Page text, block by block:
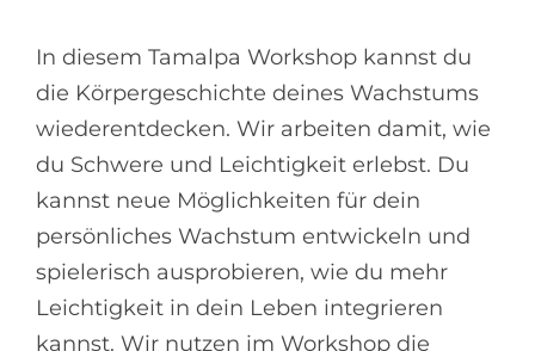
In diesem Tamalpa Workshop kannst du
die Körpergeschichte deines Wachstums
wiederentdecken. Wir arbeiten damit, wie
du Schwere und Leichtigkeit erlebst. Du
kannst neue Möglichkeiten für dein
persönliches Wachstum entwickeln und
spielerisch ausprobieren, wie du mehr
Leichtigkeit in dein Leben integrieren
kannst. Wir nutzen im Workshop die